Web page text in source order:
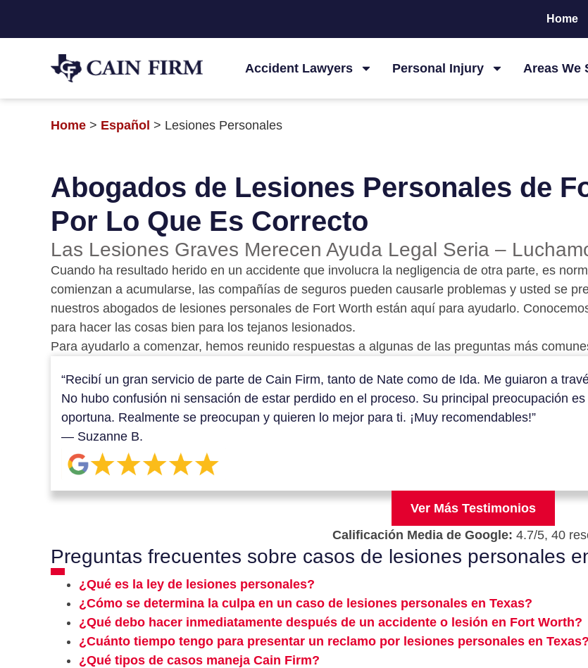
Home
Accident Lawyers Personal Injury Areas We
Home > Español > Lesiones Personales
Abogados de Lesiones Personales de
Por Lo Que Es Correcto
Las Lesiones Graves Merecen Ayuda Legal Seria –
Cuando ha resultado herido en un accidente que involucra la negligencia de otra parte, es
comienzan a acumularse, las compañías de seguros pueden causarle problemas y usted se
nuestros abogados de lesiones personales de Fort Worth están aquí para ayudarlo.
para hacer las cosas bien para los tejanos lesionados.
Para ayudarlo a comenzar, hemos reunido respuestas a algunas de las preguntas más
“Recibí un gran servicio de parte de Cain Firm, tanto de Nate como de Ida. Me guiaron a
No hubo confusión ni sensación de estar perdido en el proceso. Su principal preocupación
oportuna. Realmente se preocupan y quieren lo mejor para ti. ¡Muy recomendables!”
— Suzanne B.
Ver Más Testimonios
Calificación Media de Google: 4.7/5, 40
Preguntas frecuentes sobre casos de lesiones personales
¿Qué es la ley de lesiones personales?
¿Cómo se determina la culpa en un caso de lesiones personales en Texas?
¿Qué debo hacer inmediatamente después de un accidente o lesión en Fort Worth?
¿Cuánto tiempo tengo para presentar un reclamo por lesiones personales en Texas?
¿Qué tipos de casos maneja Cain Firm?